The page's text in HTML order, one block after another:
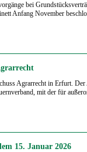
bei
Anfang November
Agrarrecht in Erfurt.
mit der für
15. Januar 2026